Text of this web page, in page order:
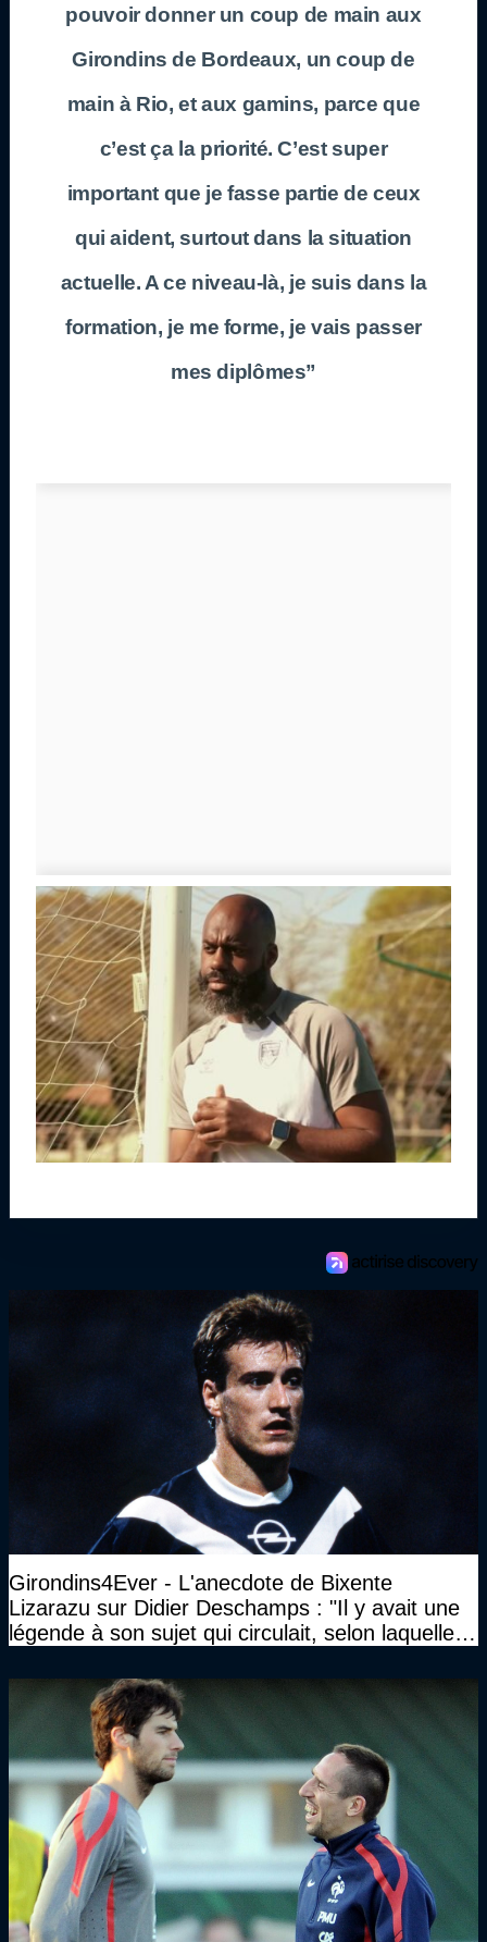
pouvoir donner un coup de main aux
Girondins de Bordeaux, un coup de
main à Rio, et aux gamins, parce que
c’est ça la priorité. C’est super
important que je fasse partie de ceux
qui aident, surtout dans la situation
actuelle. A ce niveau-là, je suis dans la
formation, je me forme, je vais passer
mes diplômes”
Girondins4Ever - L'anecdote de Bixente
Lizarazu sur Didier Deschamps : "Il y avait une
légende à son sujet qui circulait, selon laquelle il